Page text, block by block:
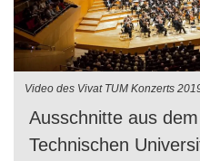
Video des Vivat TUM Konzerts
Ausschnitte aus
Technischen